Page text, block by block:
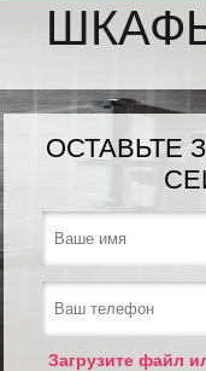
ОСТАВЬТЕ
Загрузите файл